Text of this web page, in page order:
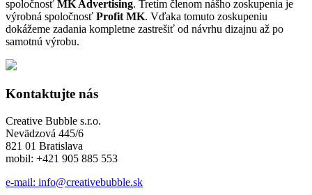
spoločnosť MK Advertising. Tretím členom nášho zoskupenia je
výrobná spoločnosť Profit MK. Vďaka tomuto zoskupeniu
dokážeme zadania kompletne zastrešiť od návrhu dizajnu až po
samotnú výrobu.
Kontaktujte nás
Creative Bubble s.r.o.
Nevädzová 445/6
821 01 Bratislava
mobil: +421 905 885 553
e-mail: info@creativebubble.sk